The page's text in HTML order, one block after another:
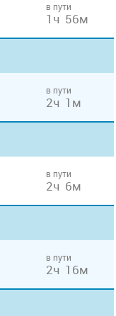
в пути
1ч 56м
в пути
2ч 1м
в пути
2ч 6м
в пути
2ч 16м